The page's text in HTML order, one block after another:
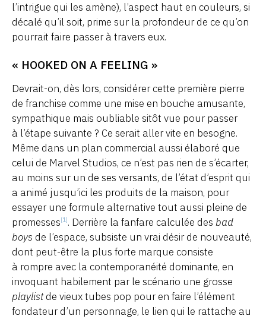
l’intrigue qui les amène), l’aspect haut en couleurs, si
décalé qu’il soit, prime sur la profondeur de ce qu’on
pourrait faire passer à travers eux.
« HOOKED ON A FEELING »
Devrait-on, dès lors, considérer cette première pierre
de franchise comme une mise en bouche amusante,
sympathique mais oubliable sitôt vue pour passer
à l’étape suivante ? Ce serait aller vite en besogne.
Même dans un plan commercial aussi élaboré que
celui de Marvel Studios, ce n’est pas rien de s’écarter,
au moins sur un de ses versants, de l’état d’esprit qui
a animé jusqu’ici les produits de la maison, pour
essayer une formule alternative tout aussi pleine de
promesses[1]. Derrière la fanfare calculée des bad
boys de l’espace, subsiste un vrai désir de nouveauté,
dont peut-être la plus forte marque consiste
à rompre avec la contemporanéité dominante, en
invoquant habilement par le scénario une grosse
playlistde vieux tubes pop pour en faire l’élément
fondateur d’un personnage, le lien qui le rattache au